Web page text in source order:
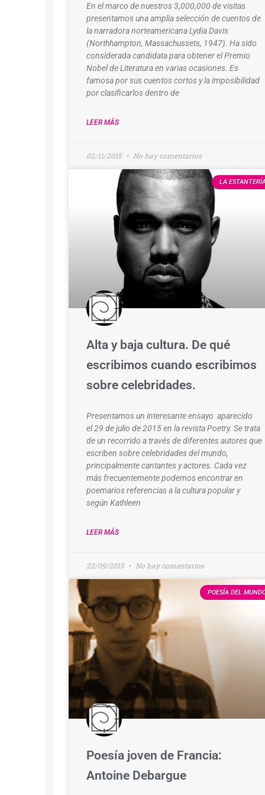
En el marco de nuestros 3,000,000 de visitas
presentamos una amplia selección de cuentos de
la narradora norteamericana Lydia Davis
(Northhampton, Massachussets, 1947). Ha sido
considerada candidata para obtener el Premio
Nobel de Literatura en varias ocasiones. Es
famosa por sus cuentos cortos y la imposibilidad
por clasificarlos dentro de
LEER MÁS
02/11/2015 No hay comentarios
LA
Alta y baja cultura. De qué
escribimos cuando escribimos
sobre celebridades.
Presentamos un interesante ensayo aparecido
el 29 de julio de 2015 en la revista Poetry. Se trata
de un recorrido a través de diferentes autores que
escriben sobre celebridades del mundo,
principalmente cantantes y actores. Cada vez
más frecuentemente podemos encontrar en
poemarios referencias a la cultura popular y
según Kathleen
LEER MÁS
22/09/2015 No hay comentarios
POESÍA DEL
Poesía joven de Francia:
Antoine Debargue